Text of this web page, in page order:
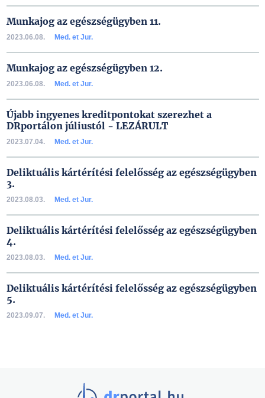
Munkajog az egészségügyben 11.
2023.06.08. Med. et Jur.
Munkajog az egészségügyben 12.
2023.06.08. Med. et Jur.
Újabb ingyenes kreditpontokat szerezhet a
DRportálon júliustól - LEZÁRULT
2023.07.04. Med. et Jur.
Deliktuális kártérítési felelősség az egészségügyben
3.
2023.08.03. Med. et Jur.
Deliktuális kártérítési felelősség az egészségügyben
4.
2023.08.03. Med. et Jur.
Deliktuális kártérítési felelősség az egészségügyben
5.
2023.09.07. Med. et Jur.